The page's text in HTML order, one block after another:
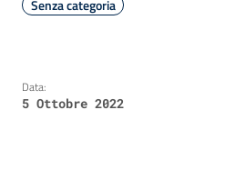
Senza categoria
Data:
5 Ottobre 2022